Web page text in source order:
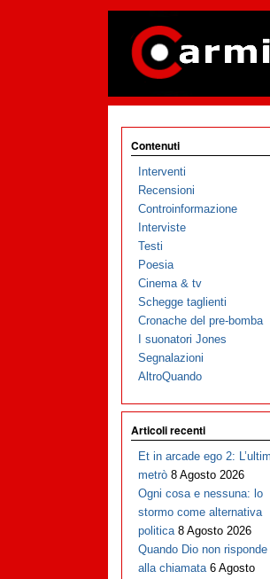
Contenuti
Interventi
Recensioni
Controinformazione
Interviste
Testi
Poesia
Cinema & tv
Schegge taglienti
Cronache del pre-bomba
I suonatori Jones
Segnalazioni
AltroQuando
Articoli recenti
Et in arcade ego 2:
metrò 8 Agosto 2026
Ogni cosa e nessuna: lo
stormo come alternativa
politica 8 Agosto 2026
Quando Dio non risponde
alla chiamata 6 Agosto